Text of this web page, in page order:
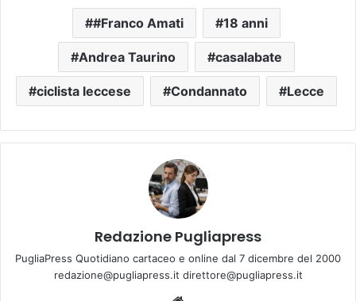
#Franco Amati 18 anni
Andrea Taurino casalabate
ciclista leccese Condannato Lecce
Redazione Pugliapress
PugliaPress Quotidiano cartaceo e online dal 7 dicembre del 2000
redazione@pugliapress.it direttore@pugliapress.it